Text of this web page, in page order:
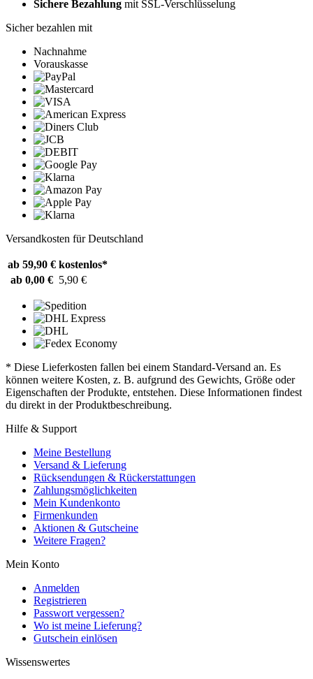
Sichere Bezahlung mit SSL-Verschlüsselung
Sicher bezahlen mit
Nachnahme
Vorauskasse
Versandkosten für Deutschland
ab 59,90 € kostenlos*
ab 0,00 € 5,90 €
* Diese Lieferkosten fallen bei einem Standard-Versand an. Es
können weitere Kosten, z. B. aufgrund des Gewichts, Größe oder
Eigenschaften der Produkte, entstehen. Diese Informationen findest
du direkt in der Produktbeschreibung.
Hilfe & Support
Meine Bestellung
Versand & Lieferung
Rücksendungen & Rückerstattungen
Zahlungsmöglichkeiten
Mein Kundenkonto
Firmenkunden
Aktionen & Gutscheine
Weitere Fragen?
Mein Konto
Anmelden
Registrieren
Passwort vergessen?
Wo ist meine Lieferung?
Gutschein einlösen
Wissenswertes